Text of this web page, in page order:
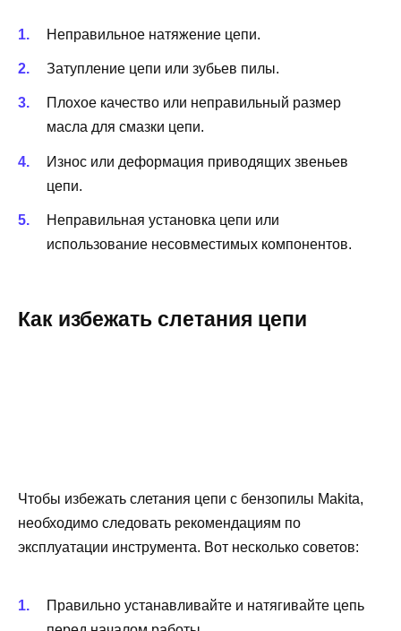
Неправильное натяжение цепи.
Затупление цепи или зубьев пилы.
Плохое качество или неправильный размер
масла для смазки цепи.
Износ или деформация приводящих звеньев
цепи.
Неправильная установка цепи или
использование несовместимых компонентов.
Как избежать слетания цепи
Чтобы избежать слетания цепи с бензопилы Makita,
необходимо следовать рекомендациям по
эксплуатации инструмента. Вот несколько советов:
Правильно устанавливайте и натягивайте цепь